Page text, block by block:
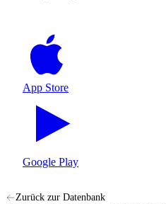
App Store
Google Play
Zurück zur Datenbank